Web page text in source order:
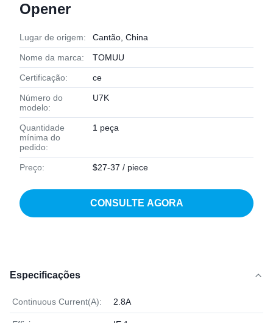
Opener
Lugar de origem: Cantão, China
Nome da marca: TOMUU
Certificação: ce
Número do
modelo:
U7K
Quantidade
mínima do
pedido:
1 peça
Preço: $27-37 / piece
CONSULTE AGORA
Especificações
Continuous Current(A): 2.8A